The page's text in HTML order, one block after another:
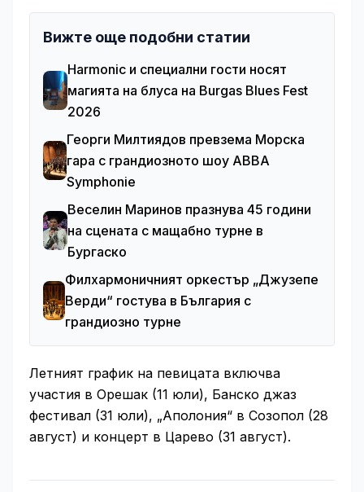
Вижте още подобни статии
Harmonic и специални гости носят
магията на блуса на Burgas Blues Fest
2026
Георги Милтиядов превзема Морска
гара с грандиозното шоу ABBA
Symphonie
Веселин Маринов празнува 45 години
на сцената с мащабно турне в
Бургаско
Филхармоничният оркестър „Джузепе
Верди“ гостува в България с
грандиозно турне
Летният график на певицата включва
участия в Орешак (11 юли), Банско джаз
фестивал (31 юли), „Аполония“ в Созопол (28
август) и концерт в Царево (31 август).